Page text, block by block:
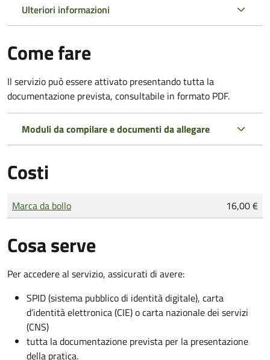
Ulteriori informazioni
Come fare
Il servizio può essere attivato presentando tutta la
documentazione prevista, consultabile in formato PDF.
Moduli da compilare e documenti da allegare
Costi
Tipo di pagamento
Importo
Marca da bollo 16,00 €
Cosa serve
Per accedere al servizio, assicurati di avere:
SPID (sistema pubblico di identità digitale), carta
d’identità elettronica (CIE) o carta nazionale dei servizi
(CNS)
tutta la documentazione prevista per la presentazione
della pratica.